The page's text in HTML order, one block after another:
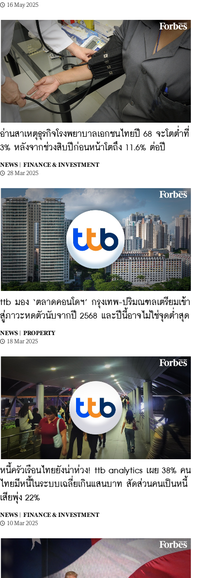
16 May 2025
อ่านสาเหตุธุรกิจโรงพยาบาลเอกชนไทยปี 68 จะโตต่ำที่
3% หลังจากช่วงสิบปีก่อนหน้าโตถึง 11.6% ต่อปี
NEWS |
FINANCE & INVESTMENT
28 Mar 2025
ttb มอง ‘ตลาดคอนโดฯ’ กรุงเทพ-ปริมณฑลเตรียมเข้า
สู่ภาวะหดตัวนับจากปี 2568 และปีนี้อาจไม่ใช่จุดต่ำสุด
NEWS |
PROPERTY
18 Mar 2025
หนี้ครัวเรือนไทยยังน่าห่วง! ttb analytics เผย 38% คน
ไทยมีหนี้ในระบบเฉลี่ยเกินแสนบาท สัดส่วนคนเป็นหนี้
เสียพุ่ง 22%
NEWS |
FINANCE & INVESTMENT
10 Mar 2025